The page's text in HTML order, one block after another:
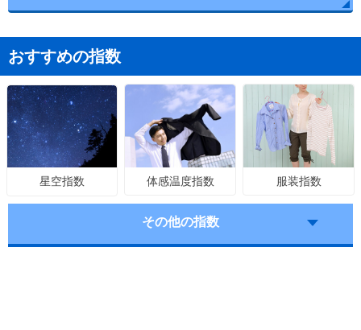
おすすめの指数
星空指数 体感温度指数 服装指数
その他の指数